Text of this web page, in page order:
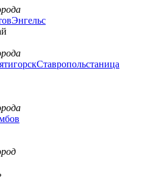
Энгельс
Ставропольстаница